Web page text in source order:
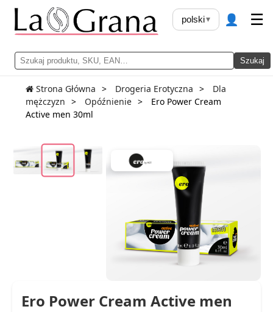
Szukaj
polski▾ 👤 ☰
Strona Główna Drogeria Erotyczna
Dla
mężczyzn
Opóźnienie
Ero Power Cream
Active men 30ml
Ero Power Cream Active men